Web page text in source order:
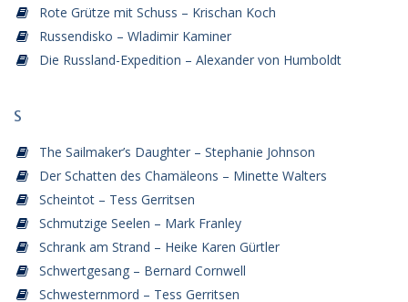
Rote Grütze mit Schuss – Krischan Koch
Russendisko – Wladimir Kaminer
Die Russland-Expedition – Alexander von Humboldt
S
The Sailmaker’s Daughter – Stephanie Johnson
Der Schatten des Chamäleons – Minette Walters
Scheintot – Tess Gerritsen
Schmutzige Seelen – Mark Franley
Schrank am Strand – Heike Karen Gürtler
Schwertgesang – Bernard Cornwell
Schwesternmord – Tess Gerritsen